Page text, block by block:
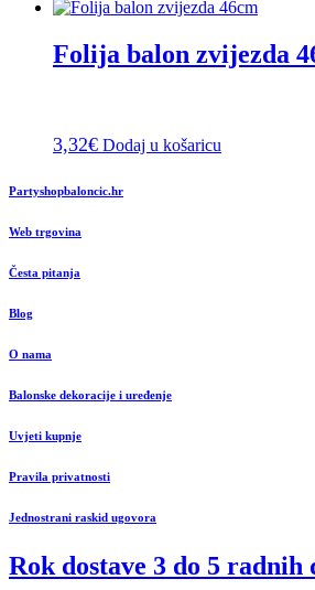
Folija balon zvijezda
3,32€ Dodaj u košaricu
Partyshopbaloncic.hr
Web trgovina
Česta pitanja
Blog
O nama
Balonske dekoracije i uređenje
Uvjeti kupnje
Pravila privatnosti
Jednostrani raskid ugovora
Rok dostave 3 do 5 radnih